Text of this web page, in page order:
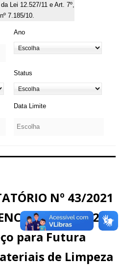
Lei 12.527/11 e Art. 7º,
7.185/10.
Ano
Status
Data Limite
Nº 43/2021
Nº 37/2021 –
para Futura
de Limpeza